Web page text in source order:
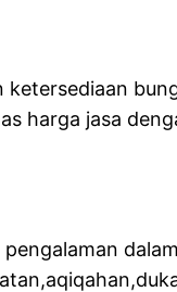
harga jasa